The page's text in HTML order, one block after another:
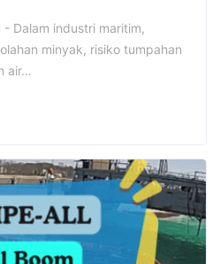
- Dalam industri maritim,
minyak, risiko tumpahan
air…